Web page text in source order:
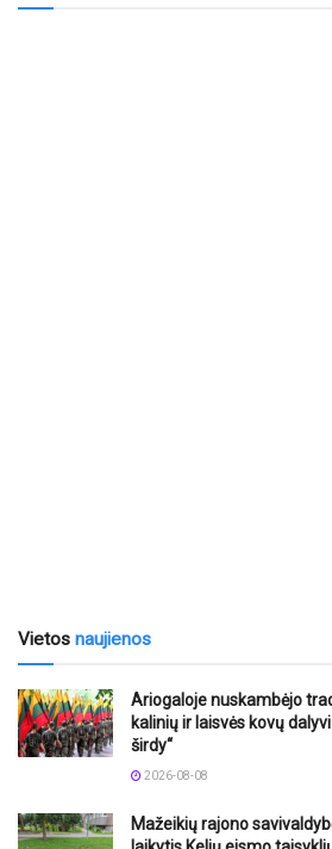
Vietos naujienos
Ariogaloje nuskambėjo
kalinių ir laisvės kovų
širdy“
2026-08-08
Mažeikių rajono